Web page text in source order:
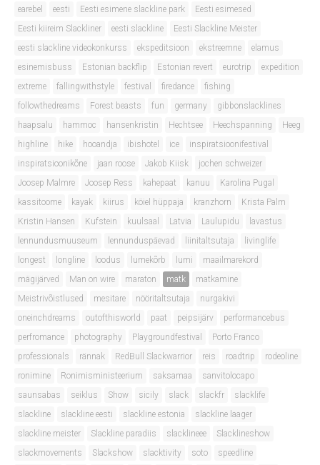
earebel
eesti Eesti esimene slackline park
Eesti esimesed
Eesti kiireim Slackliner
eesti slackline
Eesti Slackline Meister
eesti slackline videokonkurss
ekspeditsioon ekstreemne
elamus
esinemisbuss
Estonian backflip Estonian revert eurotrip
expedition
extreme
fallingwithstyle festival firedance
fishing
followthedreams
Forest beasts fun germany
gibbonslacklines
haapsalu
hammoc hansenkristin Hechtsee Heechspanning
Heeg
highline
hike hooandja ibishotel ice
inspiratsioonifestival
inspiratsioonikõne
jaan roose Jakob Kiisk
jochen schweizer
Joosep Malmre
Joosep Ress kahepaat kanuu
Karolina Pugal
kassitoome
kayak kiirus köiel hüppaja kranzhorn
Krista Palm
Kristin Hansen
Kufstein kuulsaal Latvia Laulupidu
lavastus
lennundusmuuseum
lennunduspäevad liinitaltsutaja
livinglife
longest
longline loodus lumekõrb lumi
maailmarekord
mägijärved
Man on wire maraton matk
matkamine
Meistrivõistlused
mesitare nööritaltsutaja
nurgakivi
oneinchdreams
outofthisworld paat peipsijärv
performancebus
perfromance
photography Playgroundfestival
Porto Franco
professionals
rännak RedBull Slackwarrior reis roadtrip
rodeoline
ronimine
Ronimisministeerium saksamaa
sanvitolocapo
saunsabas
seiklus Show sicily slack slackfr
slacklife
slackline
slackline eesti slackline estonia
slackline laager
slackline meister
Slackline paradiis slacklineee
Slacklineshow
slackmovements
Slackshow slacktivity soto
speedline